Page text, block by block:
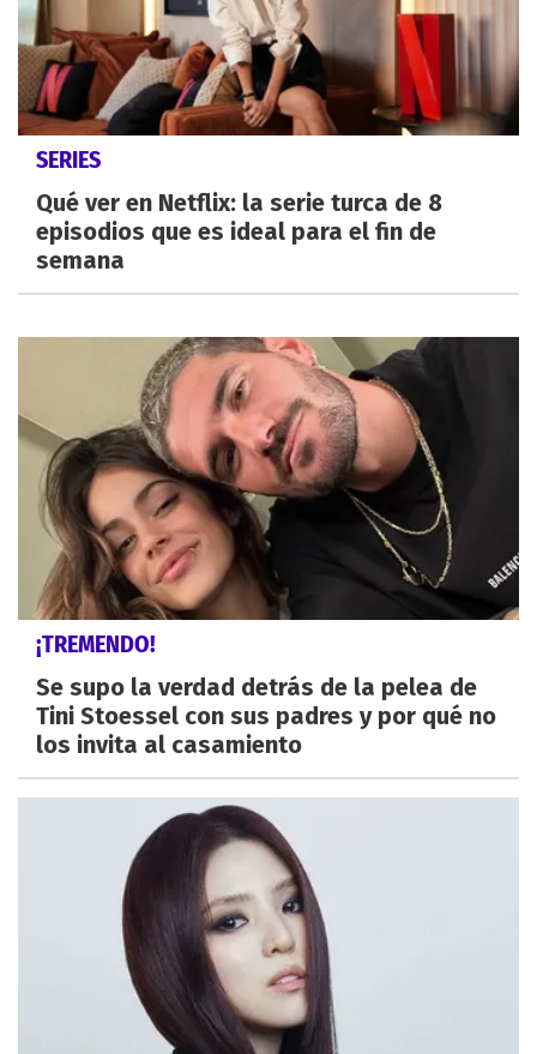
SERIES
Qué ver en Netflix: la serie turca de 8
episodios que es ideal para el fin de
semana
¡TREMENDO!
Se supo la verdad detrás de la pelea de
Tini Stoessel con sus padres y por qué no
los invita al casamiento